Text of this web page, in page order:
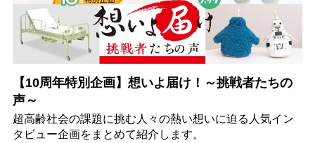
【10周年特別企画】想いよ届け！～挑戦者たちの
声～
超高齢社会の課題に挑む人々の熱い想いに迫る人気イン
タビュー企画をまとめて紹介します。